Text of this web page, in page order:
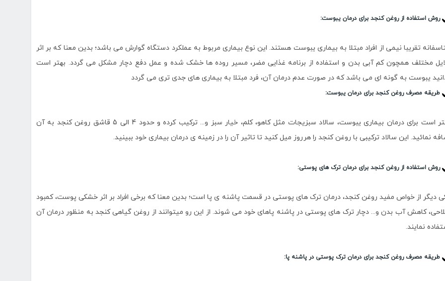
روش استفاده از روغن کنجد برای درمان یبوست:
تقریبا نیمی از افراد مبتلا به بیماری یبوست هستند. این نوع بیماری مربوط به عملکرد دستگاه گوارش می باشد؛ بدین معنا که بر اثر
مختلف همچون کم آبی بدن و استفاده از برنامه غذایی مضر، مسیر روده ها خشک شده و عمل دفع دچار مشکل می گردد. بهتر است
یبوست به گونه ای می باشد که در صورت عدم درمان آن، فرد مبتلا به بیماری های جدی تری می گردد
طریقه مصرف روغن کنجد برای درمان یبوست:
بهتر است برای درمان بیماری یبوست، سالاد سبزیجات مثل کاهو، کلم، خیار سبز و... ترکیب کرده و حدود 4 الی 5 قاشق روغن کنجد به آن
نمائید. این سالاد ترکیبی با روغن کنجد را هرروز میل کنید تا تاثیر آن را در زمینه ی درمان بیماری خود ببینید.
روش استفاده از روغن کنجد برای درمان ترک های پوستی:
دیگر از خواص مفید روغن کنجد، درمان ترک های پوستی در قسمت پاشنه ی پا است؛ بدین معنا که برخی افراد بر اثر خشکی پوست، کمبود
کاهش آب بدن و... دچار ترک های پوستی در پاشنه پاهای خود می شوند. از این رو میتوانند از روغن گیاهی کنجد به منظور درمان آن
نمایند.
طریقه مصرف روغن کنجد برای درمان ترک پوستی در پاشنه پا: